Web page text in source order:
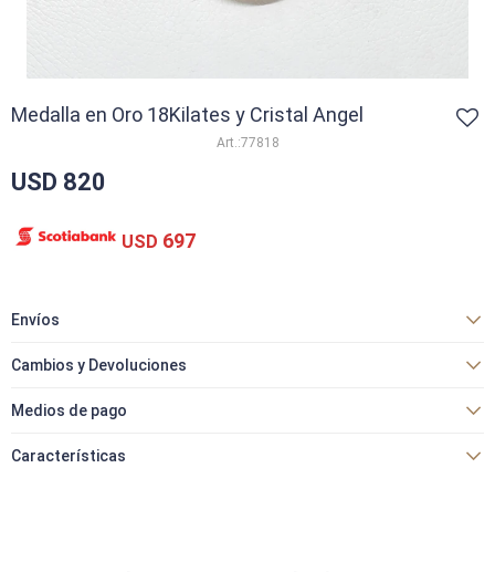
Medalla en Oro 18Kilates y Cristal Angel
77818
USD 820
USD 697
Envíos
Cambios y Devoluciones
Medios de pago
Características